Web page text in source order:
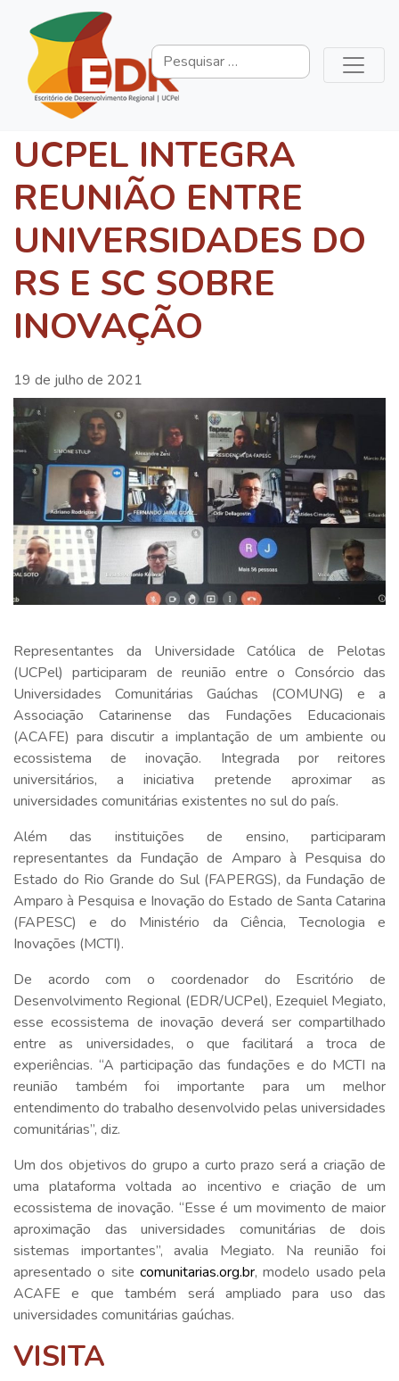
UCPEL INTEGRA
REUNIÃO ENTRE
UNIVERSIDADES DO
RS E SC SOBRE
INOVAÇÃO
19 de julho de 2021
Representantes da Universidade Católica de Pelotas
(UCPel) participaram de reunião entre o Consórcio das
Universidades Comunitárias Gaúchas (COMUNG) e a
Associação Catarinense das Fundações Educacionais
(ACAFE) para discutir a implantação de um ambiente ou
ecossistema de inovação. Integrada por reitores
universitários, a iniciativa pretende aproximar as
universidades comunitárias existentes no sul do país.
Além das instituições de ensino, participaram
representantes da Fundação de Amparo à Pesquisa do
Estado do Rio Grande do Sul (FAPERGS), da Fundação de
Amparo à Pesquisa e Inovação do Estado de Santa Catarina
(FAPESC) e do Ministério da Ciência, Tecnologia e
Inovações (MCTI).
De acordo com o coordenador do Escritório de
Desenvolvimento Regional (EDR/UCPel), Ezequiel Megiato,
esse ecossistema de inovação deverá ser compartilhado
entre as universidades, o que facilitará a troca de
experiências. “A participação das fundações e do MCTI na
reunião também foi importante para um melhor
entendimento do trabalho desenvolvido pelas universidades
comunitárias”, diz.
Um dos objetivos do grupo a curto prazo será a criação de
uma plataforma voltada ao incentivo e criação de um
ecossistema de inovação. “Esse é um movimento de maior
aproximação das universidades comunitárias de dois
sistemas importantes”, avalia Megiato. Na reunião foi
apresentado o site comunitarias.org.br, modelo usado pela
ACAFE e que também será ampliado para uso das
universidades comunitárias gaúchas.
VISITA